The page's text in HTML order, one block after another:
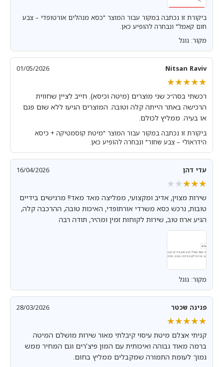
ביקורת זו נכתבה במקור עבור המוצר "כסא מנהלים אורטופדי – צבע
חום קאמל" ונבחרה להופיע כאן.
מקור: גוגל
Nitsan Raviv
01/05/2026
★★★★★
★★★★★
רכשתי בסה״כ שני מוצרים (מיטה וכיסא). חייב לציין שחווית
הרכישה באתר הייתה קלה וטובה. המוצרים הגיעו ללא שום פגם
או בעיה. ממליץ לכולם.
ביקורת זו נכתבה במקור עבור המוצר "מיטת קוסמטיקה + כיסא
הידראולי – צבע שחור" ונבחרה להופיע כאן.
עדי דהן 16/04/2026
★★★★★
★★★★★
שירות מצוין, אדיב ומקצועי, ממליצה מאד מאד!! מרגישים בידיים
טובות, נרכש כסא משרדי אורתופדי, האיכות טובה, ההרכבה קלה,
הגיע ארוז טוב, שירות לקוחות זמין ומהיר, תודה רבה
מקור: גוגל
פנינה שכטר 28/03/2026
★★★★★
★★★★★
קניתי אצלם מיטת עיסוי קיבלתי מאור שירות מושלם המיטה
ברמה מאוד גבוהה ואיכותית עם המון פיצ'רים וגם המחיר ממש
נמוך לעומת התמורה שמקבלים ממליץ בחום.